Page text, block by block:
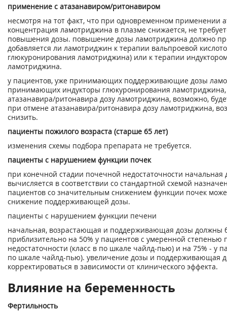
применение с атазанавиром/ритонавиром
несмотря на тот факт, что при одновременном применении
концентрация ламотриджина в плазме снижается, не
повышения дозы. повышение дозы ламотриджина должно
добавляется ли ламотриджин к терапии вальпроевой
глюкуронирования ламотриджина) или к терапии
ламотриджина.
у пациентов, уже принимающих поддерживающие дозы
принимающих индукторы глюкуронирования
атазанавира/ритонавира дозу ламотриджина, возможно,
при отмене атазанавира/ритонавира дозу ламотриджина,
снизить.
пациенты пожилого возраста (старше 65 лет)
изменения схемы подбора препарата не требуется.
пациенты с нарушением функции почек
при конечной стадии почечной недостаточности начальная
вычисляется в соответствии со стандартной схемой
пациентов со значительным снижением функции почек
снижение поддерживающей дозы.
пациенты с нарушением функции печени
начальная, возрастающая и поддерживающая дозы должны
приблизительно на 50% у пациентов с умеренной степенью
недостаточности (класс в по шкале чайлд-пью) и на 75% - у
по шкале чайлд-пью). увеличение дозы и поддерживающая
корректироваться в зависимости от клинического эффекта.
Влияние на беременность
Фертильность